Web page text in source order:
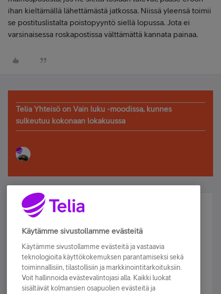
ihan kieltämällä lähettämästä jatkossa. Niissä yleensä toimii
se postituslistalta poistopyyntö siellä lopussa. Jota ei
varsinaisessa roskapostissa välttämättä kannata painaa.
Telia Yhteisö on Vain luku -moodissa, kunnes
sulkeutuu kokonaan lokakuussa
Älä jää paitsi – osallistu ja voita!
Tilaa Telian uutiskirje ja olet mukana arvonnassa.
sähköpostiisi.
Tilaa nyt
Käytämme sivustollamme evästeitä
Käytämme sivustollamme evästeitä ja vastaavia
teknologioita käyttökokemuksen parantamiseksi sekä
toiminnallisiin, tilastollisiin ja markkinointitarkoituksiin.
Voit hallinnoida evästevalintojasi alla. Kaikki luokat
sisältävät kolmansien osapuolien evästeitä ja